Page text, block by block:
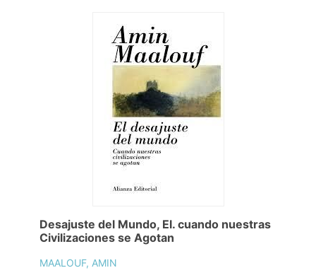
Desajuste del Mundo, El. cuando nuestras
Civilizaciones se Agotan
MAALOUF, AMIN